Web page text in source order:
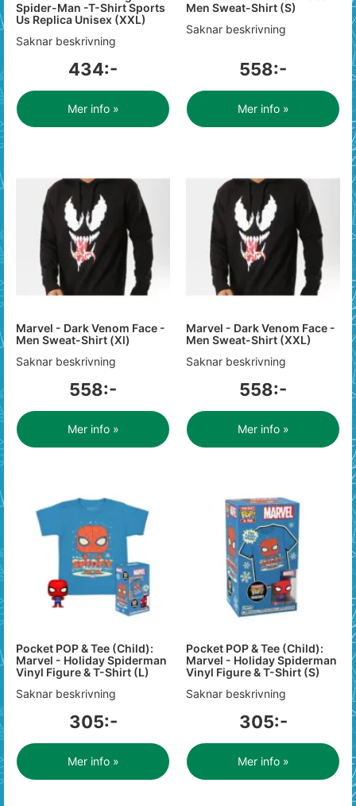
Spider-Man -T-Shirt Sports
Us Replica Unisex (XXL)
Saknar beskrivning
434:-
Mer info »
Men Sweat-Shirt (S)
Saknar beskrivning
558:-
Mer info »
Marvel - Dark Venom Face -
Men Sweat-Shirt (Xl)
Saknar beskrivning
558:-
Mer info »
Marvel - Dark Venom Face -
Men Sweat-Shirt (XXL)
Saknar beskrivning
558:-
Mer info »
Pocket POP & Tee (Child):
Marvel - Holiday Spiderman
Vinyl Figure & T-Shirt (L)
Saknar beskrivning
305:-
Mer info »
Pocket POP & Tee (Child):
Marvel - Holiday Spiderman
Vinyl Figure & T-Shirt (S)
Saknar beskrivning
305:-
Mer info »